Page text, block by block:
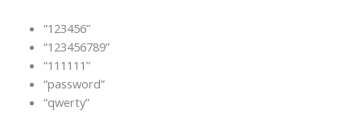
“123456”
“123456789”
“111111”
“password”
“qwerty”